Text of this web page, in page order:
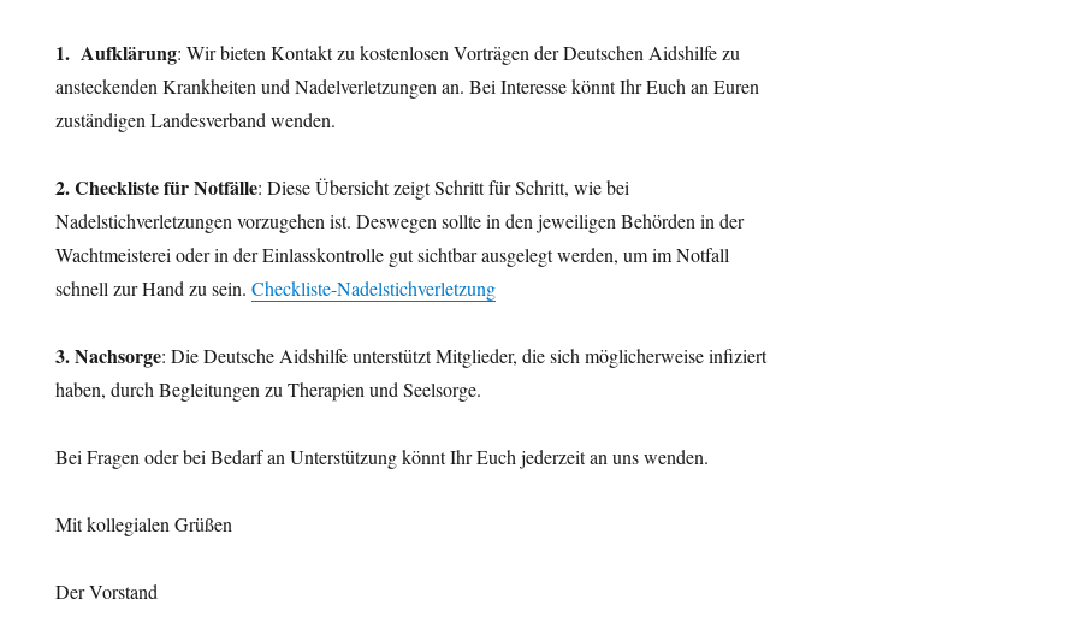
1. Aufklärung: Wir bieten Kontakt zu kostenlosen Vorträgen der Deutschen Aidshilfe zu
ansteckenden Krankheiten und Nadelverletzungen an. Bei Interesse könnt Ihr Euch an Euren
zuständigen Landesverband wenden.
2.Checkliste für Notfälle: Diese Übersicht zeigt Schritt für Schritt, wie bei
Nadelstichverletzungen vorzugehen ist. Deswegen sollte in den jeweiligen Behörden in der
Wachtmeisterei oder in der Einlasskontrolle gut sichtbar ausgelegt werden, um im Notfall
schnell zur Hand zu sein.Checkliste-Nadelstichverletzung
3.Nachsorge: Die Deutsche Aidshilfe unterstützt Mitglieder, die sich möglicherweise infiziert
haben, durch Begleitungen zu Therapien und Seelsorge.
Bei Fragen oder bei Bedarf an Unterstützung könnt Ihr Euch jederzeit an uns wenden.
Mit kollegialen Grüßen
Der Vorstand